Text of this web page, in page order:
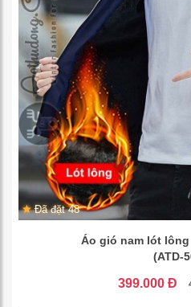
Đã đặt 48
Áo gió nam lót
(ATD-
399.000 Đ